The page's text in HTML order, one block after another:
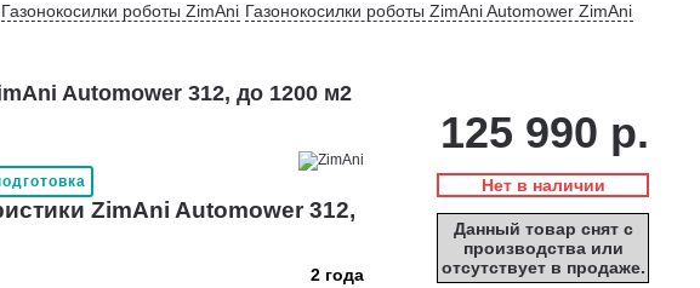
Газонокосилки роботы ZimAni Газонокосилки роботы ZimAni Automower ZimAni
Automower 312, до 1200 м2
ZimAni Automower 312,
2 года
125 990 р.
Нет в наличии
Данный товар снят с
производства или
отсутствует в продаже.